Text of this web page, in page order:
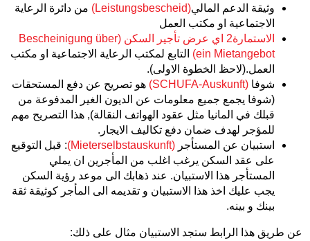
وثيقة الدعم المالي(Leistungsbescheid)
من دائرة الرعاية
الاجتماعية او مكتب العمل
الاستمارة2 اي عرض تأجير السكن
(Bescheinigung über
ein Mietangebot)
التابع لمكتب الرعاية الاجتماعية او مكتب
العمل.(لاحظ الخطوة الاولى).
شوفا (SCHUFA-Auskunft)
هو تصريح عن دفع المستحقات
(شوفا يجمع جميع معلومات عن الديون الغير المدفوعة من
قبلك في المانيا مثل عقود الهواتف النقالة), هذا التصريح مهم
للمؤجر لهدف ضمان دفع تكاليف الايجار.
استبيان عن المستأجر (Mieterselbstauskunft)
: قبل التوقيع
على عقد السكن يرغب اغلب من المأجرين ان يملي
المستأجر هذا الاستبيان. عند ذهابك الى موعد رؤية السكن
يجب عليك اخذ هذا الاستبيان و تقديمه الى المأجر كوثيقة ثقة
بينك و بينه.
عن طريق هذا الرابط ستجد الاستبيان مثال على ذلك: